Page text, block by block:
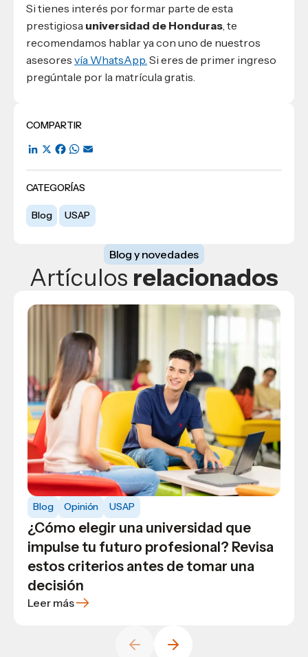
COMPARTIR
LinkedIn
X Facebook
WhatsApp
CATEGORÍAS
Blog USAP
Si tienes interés por formar parte de esta
prestigiosa universidad de Honduras , te
recomendamos hablar ya con uno de nuestros
asesores vía WhatsApp. Si eres de primer ingreso
pregúntale por la matrícula gratis.
Blog y novedades
Artículos relacionados
Blog Opinión USAP
¿Cómo elegir una universidad que
impulse tu futuro profesional? Revisa
estos criterios antes de tomar una
decisión
Leer más
Blog
Ingeniería en Analítica de Datos e
Inteligencia de Negocios: la nueva
carrera de USAP que abre las puertas
al futuro laboral
Leer más
Blog
Descubre cómo interpretar la
calificación con letras
Leer más